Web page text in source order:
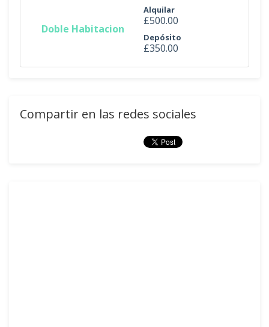
Doble Habitacion
Alquilar
£500.00
Depósito
£350.00
Compartir en las redes sociales